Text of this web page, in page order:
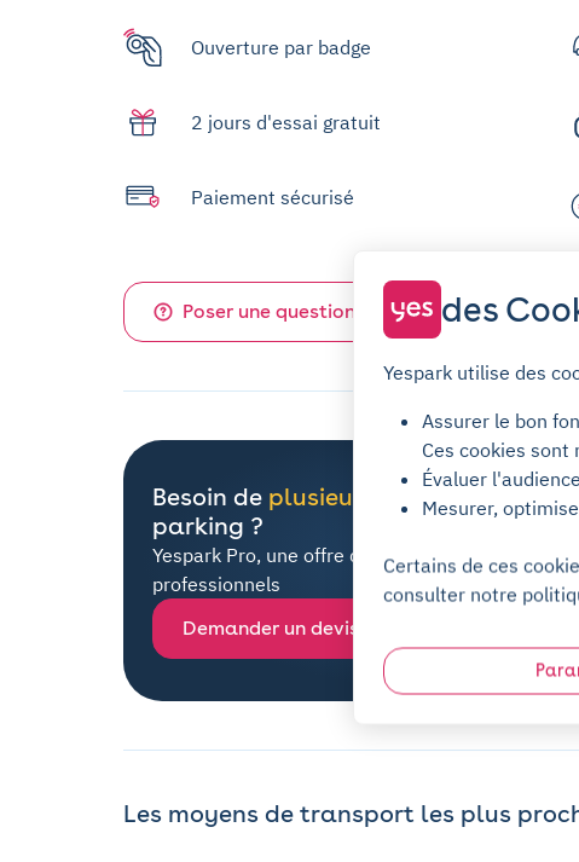
Ouverture par badge
2 jours d'essai gratuit
Paiement sécurisé
Poser une question sur ce parking
Besoin de plusieurs places
parking ?
Yespark Pro, une offre dédiée à tous les
professionnels
Demander un devis
Les moyens de transport les plus
des
Yespark utilise des
Assurer le bon
Ces cookies
Évaluer
Mesurer,
Certains de ces
consulter notre